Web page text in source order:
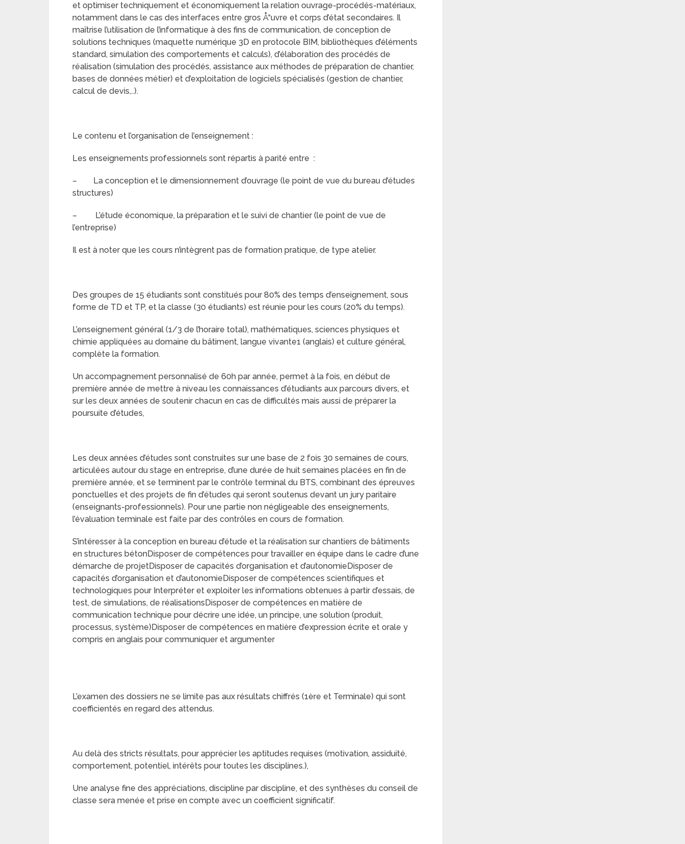
et optimiser techniquement et économiquement la relation ouvrage-procédés-matériaux,
notamment dans le cas des interfaces entre gros Å“uvre et corps d’état secondaires. Il
maîtrise l’utilisation de l’informatique à des fins de communication, de conception de
solutions techniques (maquette numérique 3D en protocole BIM, bibliothèques d’éléments
standard, simulation des comportements et calculs), d’élaboration des procédés de
réalisation (simulation des procédés, assistance aux méthodes de préparation de chantier,
bases de données métier) et d’exploitation de logiciels spécialisés (gestion de chantier,
calcul de devis,..).
Le contenu et l’organisation de l’enseignement :
Les enseignements professionnels sont répartis à parité entre :
– La conception et le dimensionnement d’ouvrage (le point de vue du bureau d’études
structures)
– L’étude économique, la préparation et le suivi de chantier (le point de vue de
l’entreprise)
Il est à noter que les cours n’intègrent pas de formation pratique, de type atelier.
Des groupes de 15 étudiants sont constitués pour 80% des temps d’enseignement, sous
forme de TD et TP, et la classe (30 étudiants) est réunie pour les cours (20% du temps).
L’enseignement général (1/3 de l’horaire total), mathématiques, sciences physiques et
chimie appliquées au domaine du bâtiment, langue vivante1 (anglais) et culture général,
complète la formation.
Un accompagnement personnalisé de 60h par année, permet à la fois, en début de
première année de mettre à niveau les connaissances d’étudiants aux parcours divers, et
sur les deux années de soutenir chacun en cas de difficultés mais aussi de préparer la
poursuite d’études,
Les deux années d’études sont construites sur une base de 2 fois 30 semaines de cours,
articulées autour du stage en entreprise, d’une durée de huit semaines placées en fin de
première année, et se terminent par le contrôle terminal du BTS, combinant des épreuves
ponctuelles et des projets de fin d’études qui seront soutenus devant un jury paritaire
(enseignants-professionnels). Pour une partie non négligeable des enseignements,
l’évaluation terminale est faite par des contrôles en cours de formation.
S’intéresser à la conception en bureau d’étude et la réalisation sur chantiers de bâtiments
en structures bétonDisposer de compétences pour travailler en équipe dans le cadre d’une
démarche de projetDisposer de capacités d’organisation et d’autonomieDisposer de
capacités d’organisation et d’autonomieDisposer de compétences scientifiques et
technologiques pour Interpréter et exploiter les informations obtenues à partir d’essais, de
test, de simulations, de réalisationsDisposer de compétences en matière de
communication technique pour décrire une idée, un principe, une solution (produit,
processus, système)Disposer de compétences en matière d’expression écrite et orale y
compris en anglais pour communiquer et argumenter
L’examen des dossiers ne se limite pas aux résultats chiffrés (1ère et Terminale) qui sont
coefficientés en regard des attendus.
Au delà des stricts résultats, pour apprécier les aptitudes requises (motivation, assiduité,
comportement, potentiel, intérêts pour toutes les disciplines.),
Une analyse fine des appréciations, discipline par discipline, et des synthèses du conseil de
classe sera menée et prise en compte avec un coefficient significatif.